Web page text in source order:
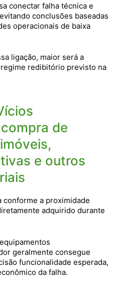
conectar falha técnica e
conclusões baseadas
operacionais de baixa
ligação, maior será a
redibitório previsto na
de
e outros
conforme a proximidade
adquirido durante
geralmente consegue
funcionalidade esperada,
da falha.